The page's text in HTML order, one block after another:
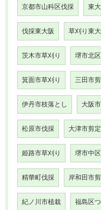
京都市山科区伐採 東
伐採東大阪 草刈り東
茨木市草刈り 堺市北
箕面市草刈り 三田市
伊丹市枝落とし 大阪
松原市伐採 大津市剪定
姫路市草刈り 堺市中
精華町伐採 岸和田市
紀ノ川市植栽 福島区